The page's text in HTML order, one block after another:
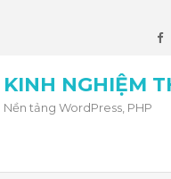
KINH NGHIỆM
Nền tảng WordPress, PHP